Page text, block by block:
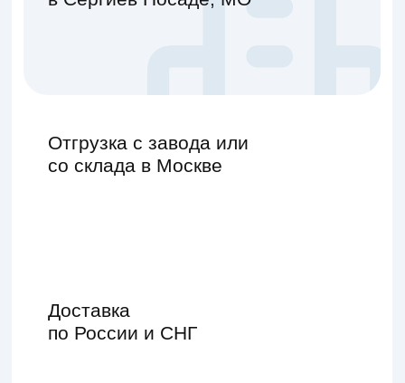
Доставка
по России и СНГ